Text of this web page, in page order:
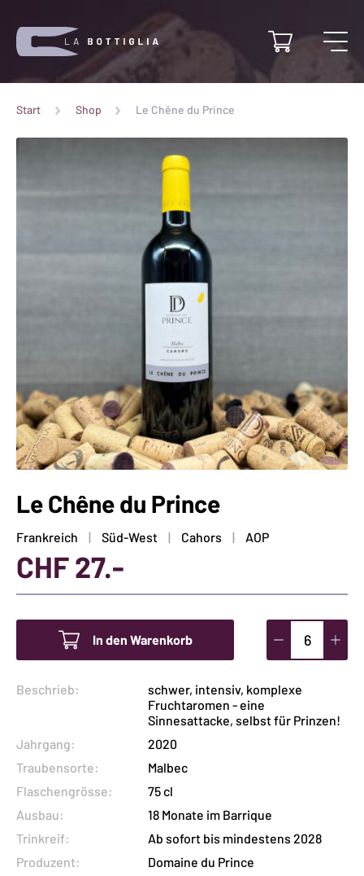
Start Shop Le Chêne du Prince
Le Chêne du Prince
Frankreich Süd-West Cahors AOP
CHF27.-
du
Prince
In den Warenkorb
Beschrieb:
schwer, intensiv, komplexe
Fruchtaromen - eine
Sinnesattacke, selbst für Prinzen!
Jahrgang:
2020
Traubensorte:
Malbec
Flaschengrösse:
75 cl
Ausbau:
18 Monate im Barrique
Trinkreif:
Ab sofort bis mindestens 2028
Produzent:
Domaine du Prince